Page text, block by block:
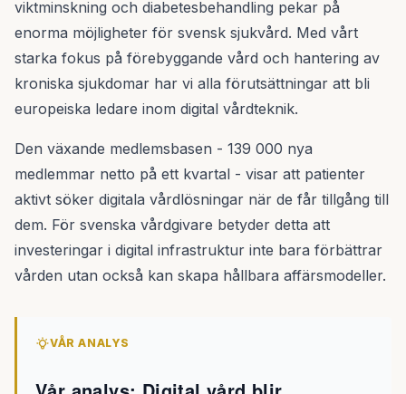
viktminskning och diabetesbehandling pekar på
enorma möjligheter för svensk sjukvård. Med vårt
starka fokus på förebyggande vård och hantering av
kroniska sjukdomar har vi alla förutsättningar att bli
europeiska ledare inom digital vårdteknik.
Den växande medlemsbasen - 139 000 nya
medlemmar netto på ett kvartal - visar att patienter
aktivt söker digitala vårdlösningar när de får tillgång till
dem. För svenska vårdgivare betyder detta att
investeringar i digital infrastruktur inte bara förbättrar
vården utan också kan skapa hållbara affärsmodeller.
VÅR ANALYS